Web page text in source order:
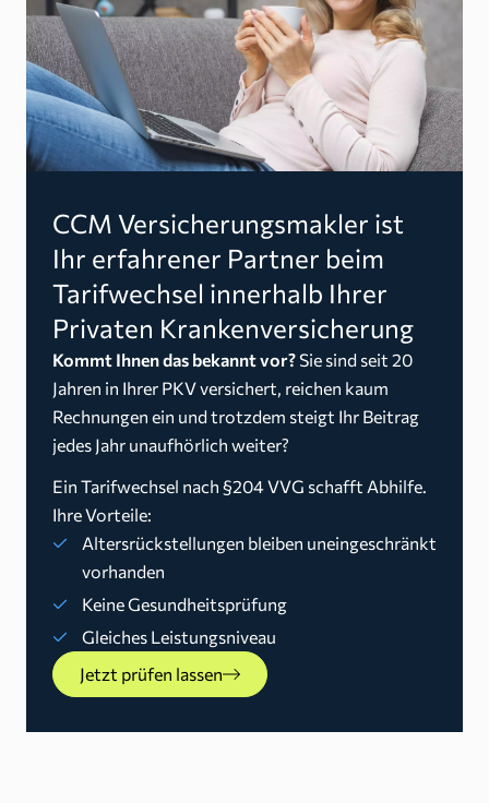
CCM Versicherungsmakler ist
Ihr erfahrener Partner beim
Tarifwechsel innerhalb Ihrer
Privaten Krankenversicherung
Kommt Ihnen das bekannt vor? Sie sind seit 20
Jahren in Ihrer PKV versichert, reichen kaum
Rechnungen ein und trotzdem steigt Ihr Beitrag
jedes Jahr unaufhörlich weiter?
Ein Tarifwechsel nach §204 VVG schafft Abhilfe.
Ihre Vorteile:
Altersrückstellungen bleiben uneingeschränkt
vorhanden
Keine Gesundheitsprüfung
Gleiches Leistungsniveau
Jetzt prüfen lassen